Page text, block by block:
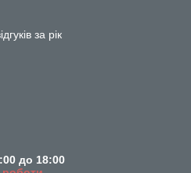
за рік
до 18:00